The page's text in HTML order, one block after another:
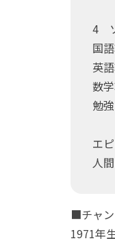
4
国
英
数
勉
エ
人
■チャ
1971年